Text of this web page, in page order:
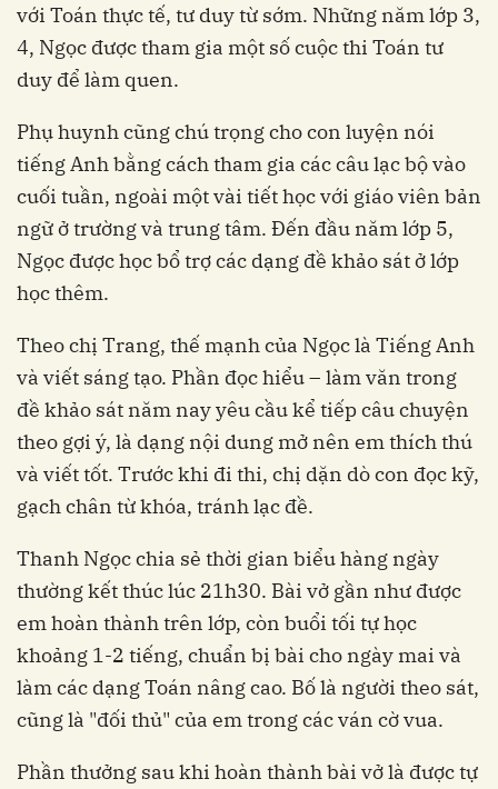
với Toán thực tế, tư duy từ sớm. Những năm lớp 3,
4, Ngọc được tham gia một số cuộc thi Toán tư
duy để làm quen.
Phụ huynh cũng chú trọng cho con luyện nói
tiếng Anh bằng cách tham gia các câu lạc bộ vào
cuối tuần, ngoài một vài tiết học với giáo viên bản
ngữ ở trường và trung tâm. Đến đầu năm lớp 5,
Ngọc được học bổ trợ các dạng đề khảo sát ở lớp
học thêm.
Theo chị Trang, thế mạnh của Ngọc là Tiếng Anh
và viết sáng tạo. Phần đọc hiểu – làm văn trong
đề khảo sát năm nay yêu cầu kể tiếp câu chuyện
theo gợi ý, là dạng nội dung mở nên em thích thú
và viết tốt. Trước khi đi thi, chị dặn dò con đọc kỹ,
gạch chân từ khóa, tránh lạc đề.
Thanh Ngọc chia sẻ thời gian biểu hàng ngày
thường kết thúc lúc 21h30. Bài vở gần như được
em hoàn thành trên lớp, còn buổi tối tự học
khoảng 1-2 tiếng, chuẩn bị bài cho ngày mai và
làm các dạng Toán nâng cao. Bố là người theo sát,
cũng là "đối thủ" của em trong các ván cờ vua.
Phần thưởng sau khi hoàn thành bài vở là được tự